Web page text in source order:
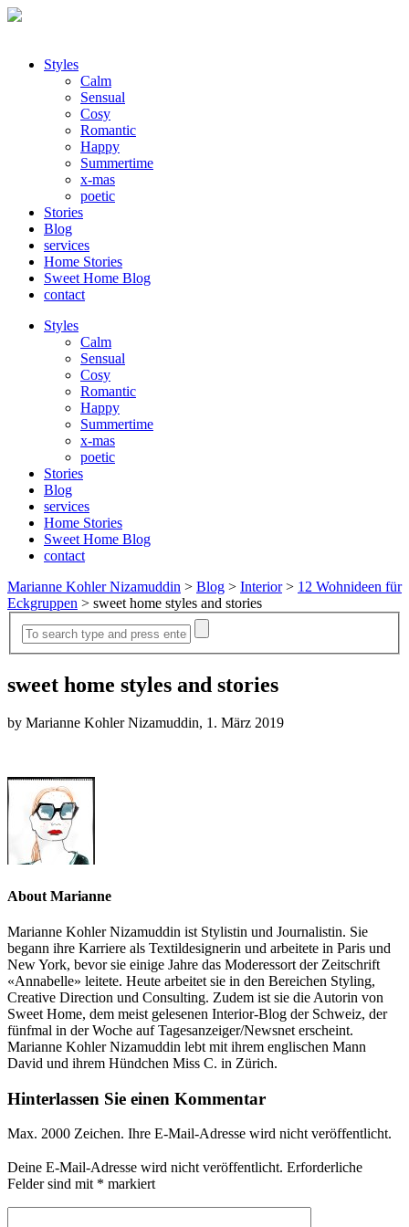
Styles
Calm
Sensual
Cosy
Romantic
Happy
Summertime
x-mas
poetic
Stories
Blog
services
Home Stories
Sweet Home Blog
contact
Styles
Calm
Sensual
Cosy
Romantic
Happy
Summertime
x-mas
poetic
Stories
Blog
services
Home Stories
Sweet Home Blog
contact
Marianne Kohler Nizamuddin > Blog > Interior> 12 Wohnideen für
Eckgruppen > sweet home styles and stories
sweet home styles and stories
by Marianne Kohler Nizamuddin, 1. März 2019
About Marianne
Marianne Kohler Nizamuddin ist Stylistin und Journalistin. Sie
begann ihre Karriere als Textildesignerin und arbeitete in Paris und
New York, bevor sie einige Jahre das Moderessort der Zeitschrift
«Annabelle» leitete. Heute arbeitet sie in den Bereichen Styling,
Creative Direction und Consulting. Zudem ist sie die Autorin von
Sweet Home, dem meist gelesenen Interior-Blog der Schweiz, der
fünfmal in der Woche auf Tagesanzeiger/Newsnet erscheint.
Marianne Kohler Nizamuddin lebt mit ihrem englischen Mann
David und ihrem Hündchen Miss C. in Zürich.
Hinterlassen Sie einen Kommentar
Max. 2000 Zeichen. Ihre E-Mail-Adresse wird nicht veröffentlicht.
Deine E-Mail-Adresse wird nicht veröffentlicht. Erforderliche
Felder sind mit * markiert